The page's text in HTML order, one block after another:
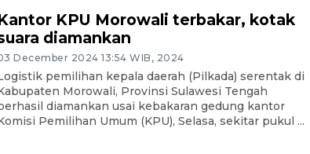
KPU Morowali terbakar, kotak
diamankan
December 2024 13:54 WIB, 2024
pemilihan kepala daerah (Pilkada) serentak di
Morowali, Provinsi Sulawesi Tengah
diamankan usai kebakaran gedung kantor
Pemilihan Umum (KPU), Selasa, sekitar pukul ...